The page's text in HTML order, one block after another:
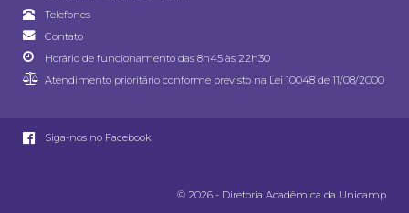
Telefones
Contato
Horário de funcionamento das 8h45 às 22h30
Atendimento prioritário conforme previsto na Lei 10048 de 11/08/2000
Siga-nos no Facebook
© 2026 - Diretoria Acadêmica da Unicamp